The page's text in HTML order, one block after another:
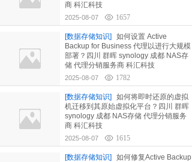
商 科汇科技
2025-08-07 1657
[数据存储知识]
如何设置 Active
Backup for Business 代理以进行大规模
部署？四川 群晖 synology 成都 NAS存
储 代理分销服务商 科汇科技
2025-08-07 1782
[数据存储知识]
如何将即时还原的虚拟
机迁移到其原始虚拟化平台？四川 群晖
synology 成都 NAS存储 代理分销服务
商 科汇科技
2025-08-07 1615
[数据存储知识]
如何修复Active Backup